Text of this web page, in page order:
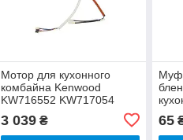
Мотор для кухонного
комбайна Kenwood
KW716552 KW717054
3 039₴ 65